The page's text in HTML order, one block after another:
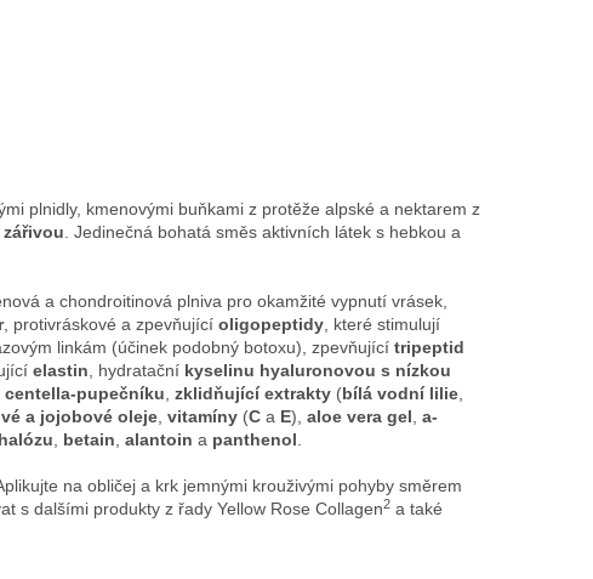
plnidly, kmenovými buňkami z protěže alpské a nektarem z
. Jedinečná bohatá směs aktivních látek s hebkou a
a chondroitinová plniva pro okamžité vypnutí vrásek,
, protivráskové a zpevňující oligopeptidy , které stimulují
linkám (účinek podobný botoxu), zpevňující tripeptid
elastin , hydratační kyselinu hyaluronovou s nízkou
centella-pupečníku zklidňující extrakty (bílá vodní lilie
a jojobové oleje vitamíny (C a E), aloe vera gel a-
betain alantoin a panthenol
na obličej a krk jemnými krouživými pohyby směrem
s dalšími produkty z řady Yellow Rose Collagen2 a také